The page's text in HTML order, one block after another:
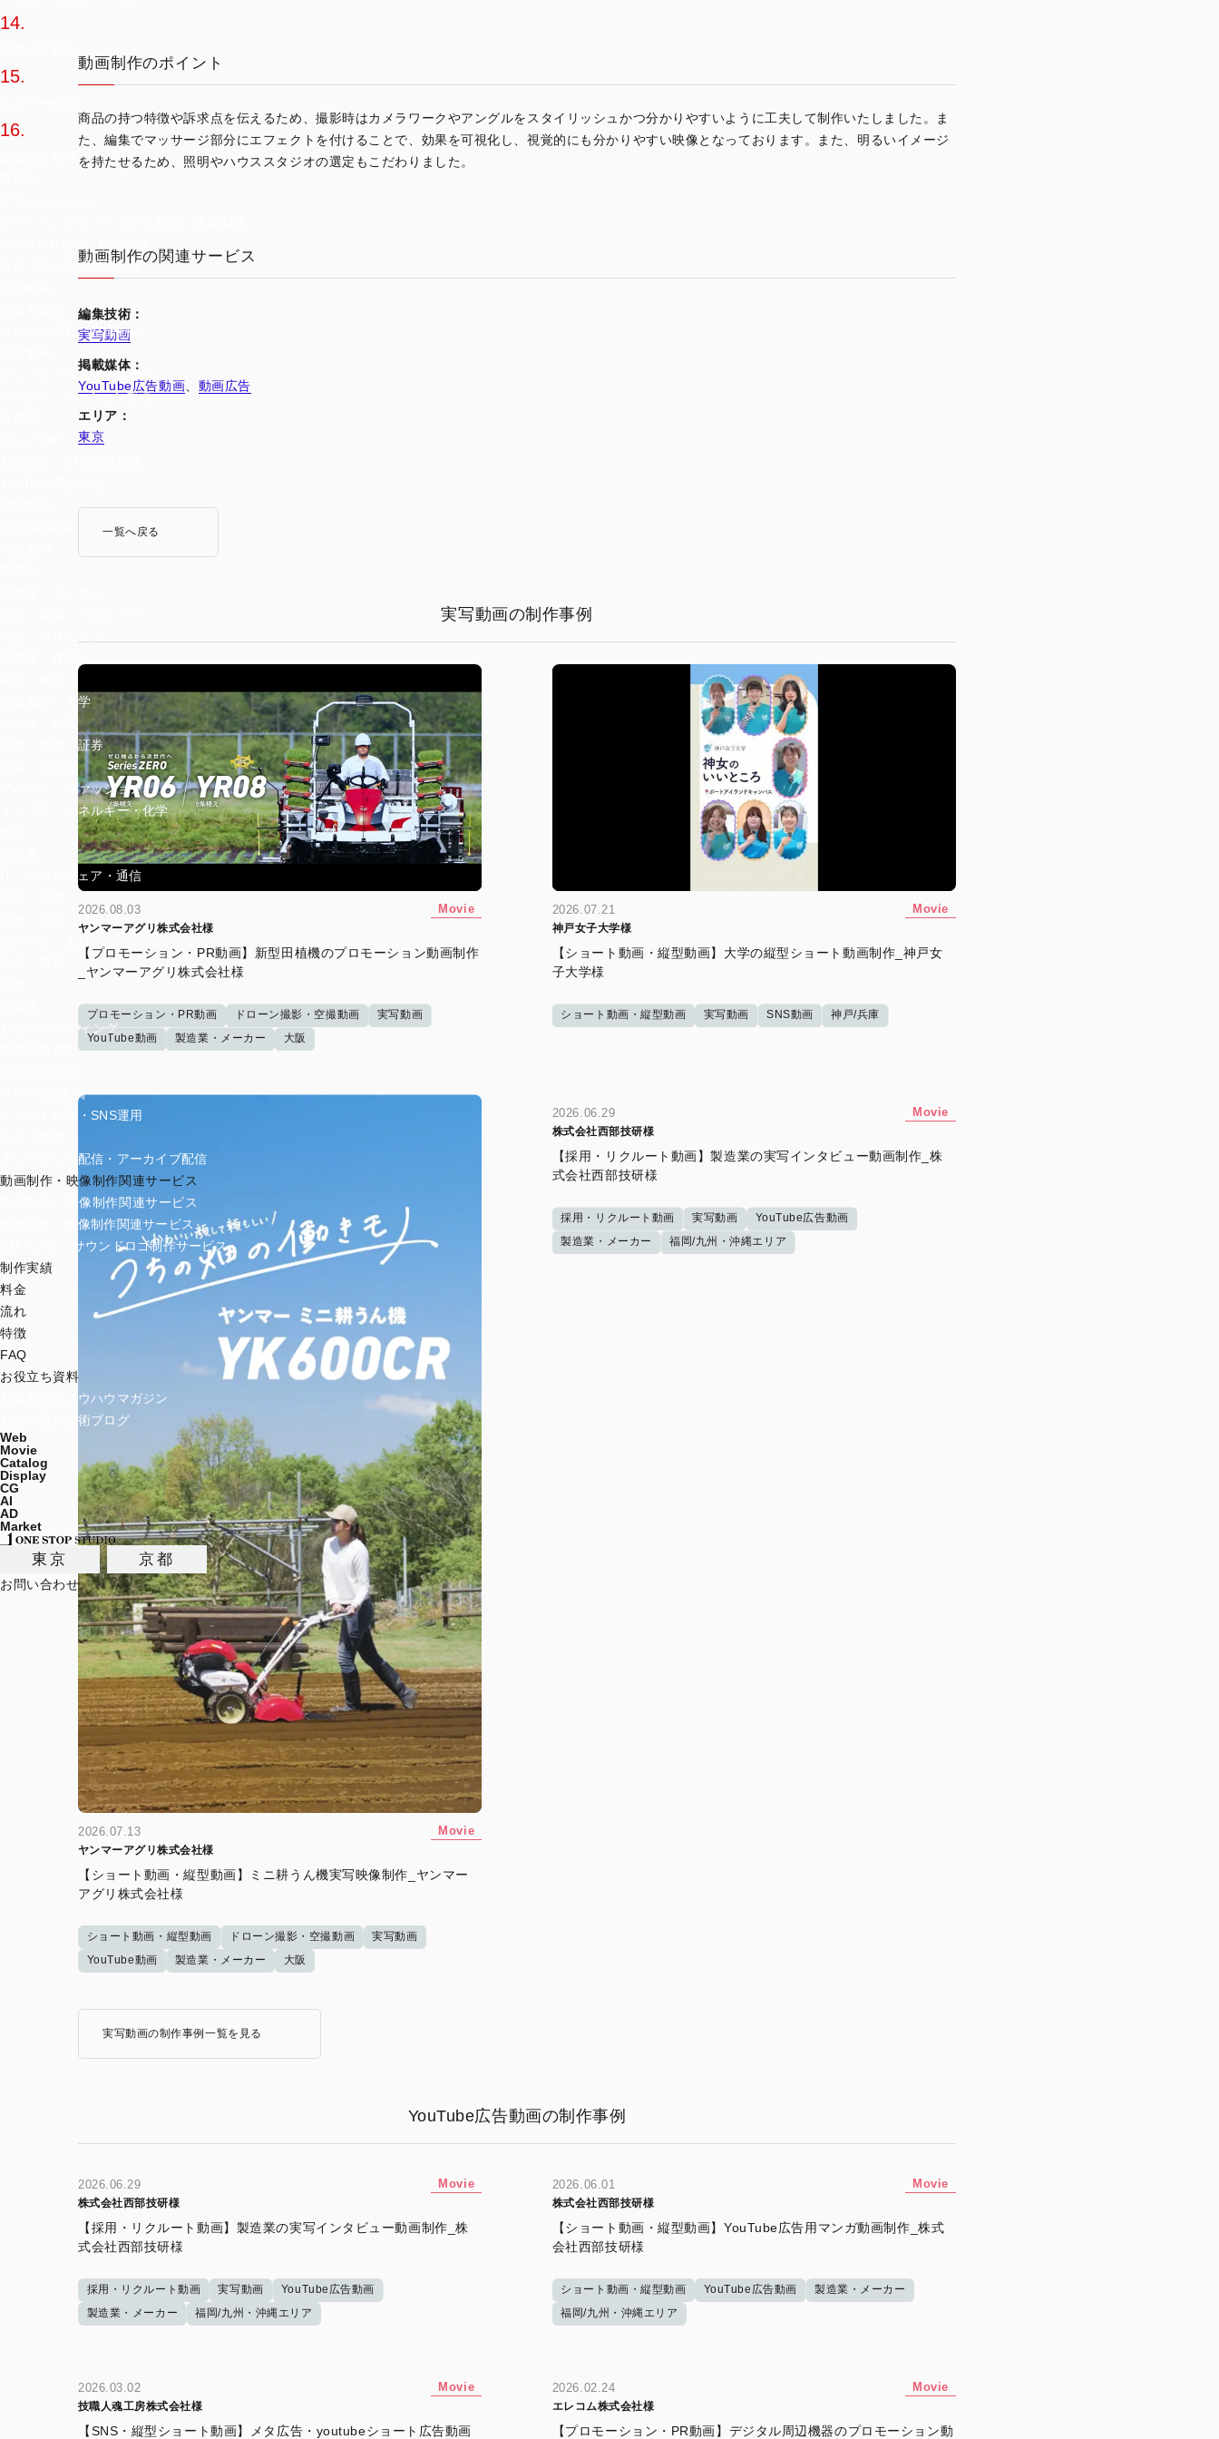
14.
15.
16.
クロマキー合成動画制作
ドローン撮影・空撮動画
インフォグラフィック動画
AI×2Dアニメーション動画
教育機関・大学
金融・保険・証券
アパレル・ファッション
インフラ・エネルギー・化学
IT・ソフトウェア・通信
動画マーケティング
テレビCM出稿
ショート動画・SNS運用
オンデマンド配信・アーカイブ配信
動画制作・映像制作関連サービス
動画制作・映像制作関連サービス
動画制作・映像制作関連サービス
CMソング・サウンドロゴ制作サービス
制作実績
料金
流れ
特徴
FAQ
お役立ち資料
動画制作のノウハウマガジン
動画の最新技術ブログ
Web
Movie
Catalog
Display
CG
AI
AD
Market
東京 京都
お問い合わせ
動画制作のポイント
商品の持つ特徴や訴求点を伝えるため、撮影時はカメラワークやアングルをスタイリッシュかつ分かりやすいように工夫して制作いたしました。ま
た、編集でマッサージ部分にエフェクトを付けることで、効果を可視化し、視覚的にも分かりやすい映像となっております。また、明るいイメージ
を持たせるため、照明やハウススタジオの選定もこだわりました。
動画制作の関連サービス
編集技術：
実写動画
掲載媒体：
YouTube広告動画
動画広告
エリア：
東京
一覧へ戻る
実写動画の制作事例
2026.08.03 Movie
ヤンマーアグリ株式会社様
【プロモーション・PR動画】新型田植機のプロモーション動画制作
_ヤンマーアグリ株式会社様
プロモーション・PR動画 ドローン撮影・空撮動画
実写動画
YouTube動画
製造業・メーカー 大阪
2026.07.21 Movie
神戸女子大学様
【ショート動画・縦型動画】大学の縦型ショート動画制作_神戸女
子大学様
ショート動画・縦型動画 実写動画 SNS動画 神戸/兵庫
2026.07.13 Movie
ヤンマーアグリ株式会社様
【ショート動画・縦型動画】ミニ耕うん機実写映像制作_ヤンマー
アグリ株式会社様
ショート動画・縦型動画 ドローン撮影・空撮動画
実写動画
YouTube動画
製造業・メーカー 大阪
2026.06.29 Movie
株式会社西部技研様
【採用・リクルート動画】製造業の実写インタビュー動画制作_株
式会社西部技研様
採用・リクルート動画 実写動画
YouTube広告動画
製造業・メーカー
福岡/九州・沖縄エリア
実写動画の制作事例一覧を見る
YouTube広告動画の制作事例
2026.06.29 Movie
株式会社西部技研様
【採用・リクルート動画】製造業の実写インタビュー動画制作_株
式会社西部技研様
採用・リクルート動画 実写動画
YouTube広告動画
製造業・メーカー
福岡/九州・沖縄エリア
2026.06.01 Movie
株式会社西部技研様
【ショート動画・縦型動画】YouTube広告用マンガ動画制作_株式
会社西部技研様
ショート動画・縦型動画 YouTube広告動画
製造業・メーカー
福岡/九州・沖縄エリア
2026.03.02 Movie
技職人魂工房株式会社様
【SNS・縦型ショート動画】メタ広告・youtubeショート広告動画
2026.02.24 Movie
エレコム株式会社様
【プロモーション・PR動画】デジタル周辺機器のプロモーション動